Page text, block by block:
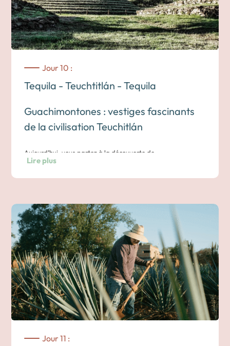
Si vous le souhaitez, il est possible de visiter une distillerie
traditionnelle pour découvrir les différentes étapes de
fabrication de la tequila, du champ à la dégustation (en
option).
👉Pour en savoir plus sur la tequila, cliquez ici.
Jour 10 :
Tequila - Teuchtitlán - Tequila
Guachimontones : vestiges fascinants
de la civilisation Teuchitlán
Aujourd’hui, vous partez à la découverte de
vestiges de la civilisation Teuchitlán qui vivait ici bien avant
l’arrivée des Aztèques.
Le site offre une bellevue sur la lagune, et les vestiges
témoignent d’un savoir-faire en matière d’irrigation,
d’architecture et de travail de l’obsidienne.
Nuit dans un hôtel à Tequila
Lire plus
Jour 11 :